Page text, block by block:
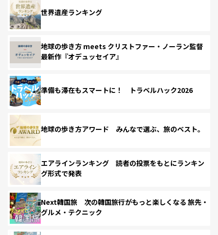
世界遺産ランキング
地球の歩き方 meets クリストファー・ノーラン監督
最新作『オデュッセイア』
準備も滞在もスマートに！ トラベルハック2026
地球の歩き方アワード みんなで選ぶ、旅のベスト。
エアラインランキング 読者の投票をもとにランキン
グ形式で発表
Next韓国旅 次の韓国旅行がもっと楽しくなる 旅先・
グルメ・テクニック